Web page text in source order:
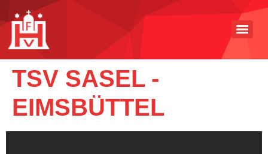
TSV SASEL -
EIMSBÜTTEL